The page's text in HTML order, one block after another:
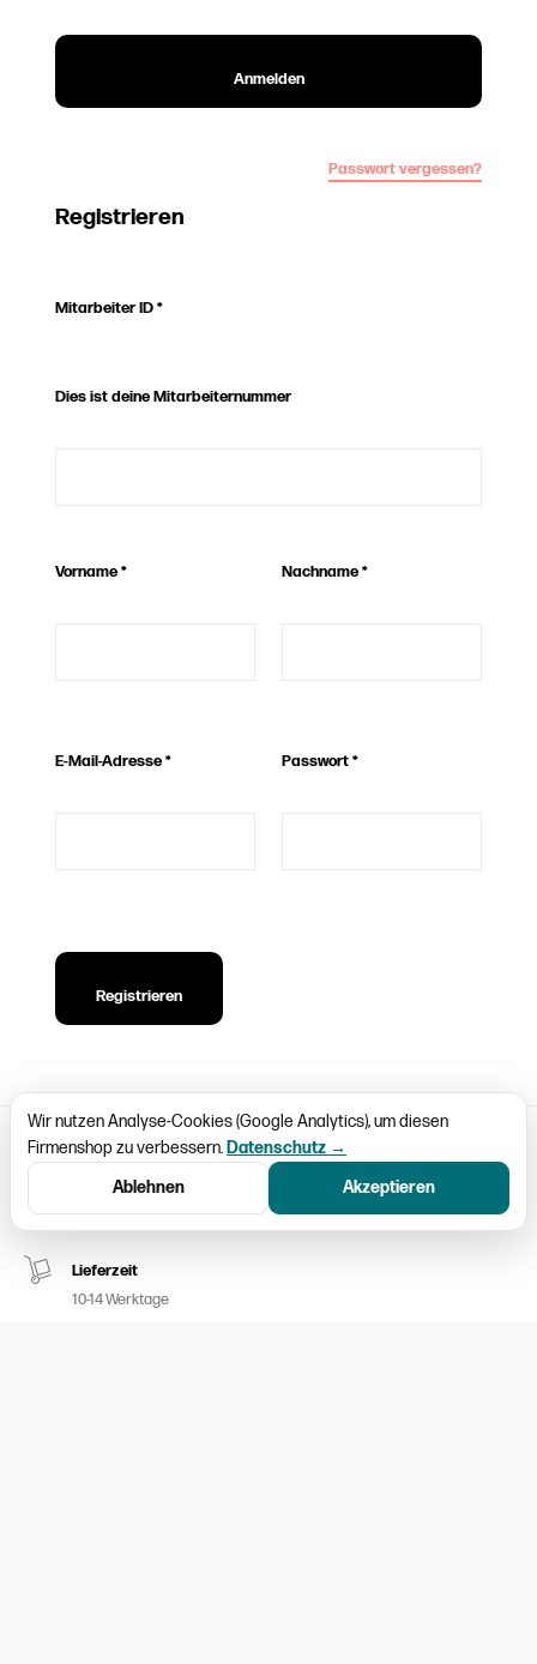
Anmelden
Passwort vergessen?
Registrieren
Mitarbeiter ID*
Dies ist deine Mitarbeiternummer
Vorname* Nachname*
E-Mail-Adresse* Passwort*
Registrieren
Schweizweiter Versand
Paketversand CHF 9.50
Lieferzeit
10-14 Werktage
Wir nutzen Analyse-Cookies (Google Analytics), um diesen
Firmenshop zu verbessern. Datenschutz →
Ablehnen
Akzeptieren